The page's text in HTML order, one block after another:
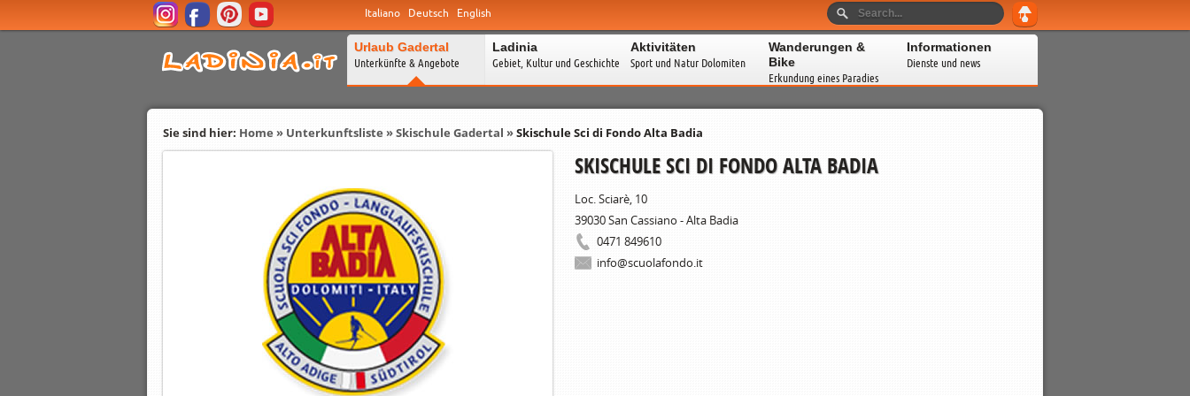
Italiano Deutsch English
Urlaub Gadertal
Unterkünfte & Angebote
Ladinia
Gebiet, Kultur und Geschichte
Aktivitäten
Sport und Natur Dolomiten
Wanderungen &
Bike
Erkundung eines Paradies
Informationen
Dienste und news
Sie sind hier: Home » Unterkunftsliste»Skischule Gadertal »Skischule Sci di Fondo Alta Badia
SKISCHULE SCI DI FONDO ALTA BADIA
Loc. Sciarè, 10
39030San Cassiano - Alta Badia
0471 849610
info@scuolafondo.it